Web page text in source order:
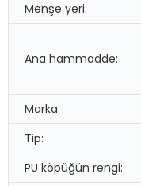
Menşe yeri:
Ana hammadde:
Marka:
Tip:
PU köpüğün rengi: